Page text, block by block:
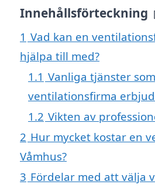
Innehållsförteckning
1 Vad kan en
hjälpa till med?
1.1 Vanliga tjänster
ventilationsfirma
1.2 Vikten av
2 Hur mycket kostar en
Våmhus?
3 Fördelar med att välja